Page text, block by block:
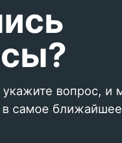
укажите вопрос, и
самое ближайшее